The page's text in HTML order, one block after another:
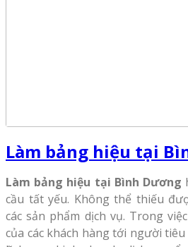
Làm bảng hiệu tại
Làm bảng hiệu tại Bình Dương
cầu tất yếu. Không thể thiếu
các sản phẩm dịch vụ. Trong
của các khách hàng tới người